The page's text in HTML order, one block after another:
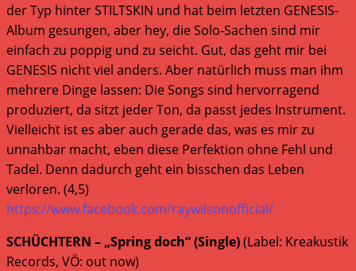
der Typ hinter STILTSKIN und hat beim letzten GENESIS-
Album gesungen, aber hey, die Solo-Sachen sind mir
einfach zu poppig und zu seicht. Gut, das geht mir bei
GENESIS nicht viel anders. Aber natürlich muss man ihm
mehrere Dinge lassen: Die Songs sind hervorragend
produziert, da sitzt jeder Ton, da passt jedes Instrument.
Vielleicht ist es aber auch gerade das, was es mir zu
unnahbar macht, eben diese Perfektion ohne Fehl und
Tadel. Denn dadurch geht ein bisschen das Leben
verloren. (4,5)
https://www.facebook.com/raywilsonofficial/
SCHÜCHTERN – „Spring doch“ (Single)(Label: Kreakustik
Records, VÖ: out now)